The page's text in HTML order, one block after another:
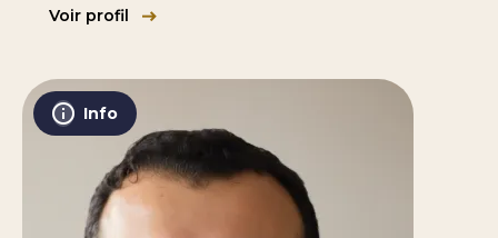
Voir profil
Info